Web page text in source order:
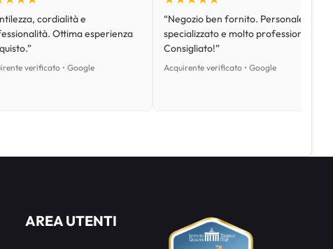
cordialità e
Ottima esperienza
verificato • Google
“Negozio ben fornito. Personale
specializzato e molto professionale.
Consigliato!”
Acquirente verificato • Google
AREA UTENTI